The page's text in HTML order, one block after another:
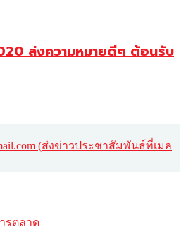
ส่งความหมายดีๆ ต้อนรับ
(ส่งข่าวประชาสัมพันธ์ที่เมล
รตลาด